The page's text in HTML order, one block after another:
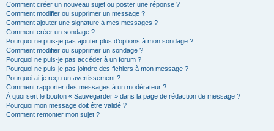
Comment créer un nouveau sujet ou poster une réponse ?
Comment modifier ou supprimer un message ?
Comment ajouter une signature à mes messages ?
Comment créer un sondage ?
Pourquoi ne puis-je pas ajouter plus d’options à mon sondage ?
Comment modifier ou supprimer un sondage ?
Pourquoi ne puis-je pas accéder à un forum ?
Pourquoi ne puis-je pas joindre des fichiers à mon message ?
Pourquoi ai-je reçu un avertissement ?
Comment rapporter des messages à un modérateur ?
À quoi sert le bouton « Sauvegarder » dans la page de rédaction de message ?
Pourquoi mon message doit être validé ?
Comment remonter mon sujet ?